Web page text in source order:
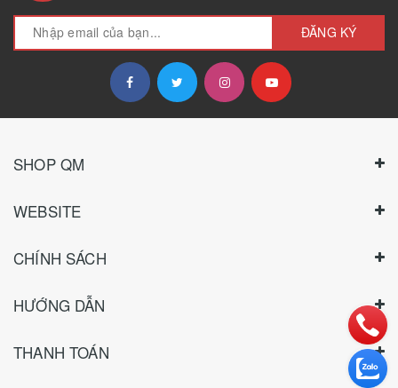
ĐĂNG KÝ
SHOP QM
WEBSITE
CHÍNH SÁCH
HƯỚNG DẪN
THANH TOÁN